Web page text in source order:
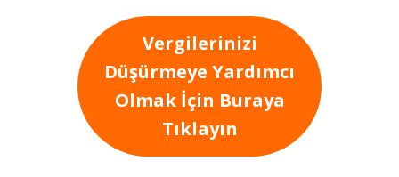
Vergilerinizi
Düşürmeye Yardımcı
Olmak İçin Buraya
Tıklayın